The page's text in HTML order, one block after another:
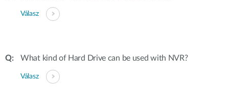
Válasz
What kind of Hard Drive can be used with NVR?
Válasz